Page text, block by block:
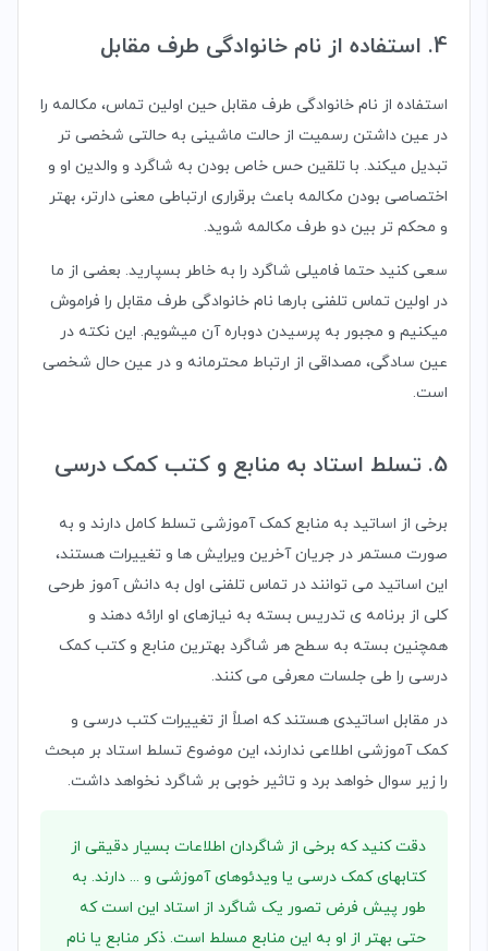
4. استفاده از نام خانوادگی طرف مقابل
استفاده از نام خانوادگی طرف مقابل حین اولین تماس، مکالمه را
در عین داشتن رسمیت از حالت ماشینی به حالتی شخصی تر
تبدیل میکند. با تلقین حس خاص بودن به شاگرد و والدین او و
اختصاصی بودن مکالمه باعث برقراری ارتباطی معنی دارتر، بهتر
و محکم تر بین دو طرف مکالمه شوید.
سعی کنید حتما فامیلی شاگرد را به خاطر بسپارید. بعضی از ما
در اولین تماس تلفنی بارها نام خانوادگی طرف مقابل را فراموش
میکنیم و مجبور به پرسیدن دوباره آن میشویم. این نکته در
عین سادگی، مصداقی از ارتباط محترمانه و در عین حال شخصی
است.
5. تسلط استاد به منابع و کتب کمک درسی
برخی از اساتید به منابع کمک آموزشی تسلط کامل دارند و به
صورت مستمر در جریان آخرین ویرایش ها و تغییرات هستند،
این اساتید می توانند در تماس تلفنی اول به دانش آموز طرحی
کلی از برنامه ی تدریس بسته به نیازهای او ارائه دهند و
همچنین بسته به سطح هر شاگرد بهترین منابع و کتب کمک
درسی را طی جلسات معرفی می کنند.
در مقابل اساتیدی هستند که اصلاً از تغییرات کتب درسی و
کمک آموزشی اطلاعی ندارند، این موضوع تسلط استاد بر مبحث
را زیر سوال خواهد برد و تاثیر خوبی بر شاگرد نخواهد داشت.
دقت کنید که برخی از شاگردان اطلاعات بسیار دقیقی از
کتابهای کمک درسی یا ویدئوهای آموزشی و ... دارند. به
طور پیش فرض تصور یک شاگرد از استاد این است که
حتی بهتر از او به این منابع مسلط است. ذکر منابع یا نام